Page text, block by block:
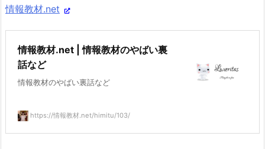
情報教材.net
情報教材.net | 情報教材のやばい裏
話など
情報教材のやばい裏話など
https://情報教材.net/himitu/103/